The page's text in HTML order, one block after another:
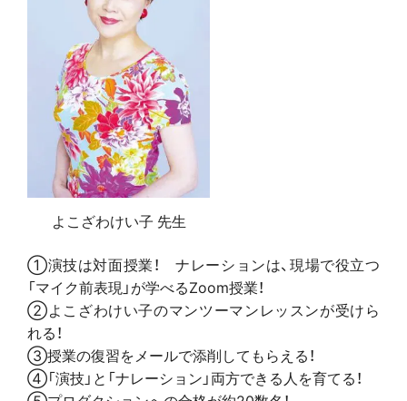
よこざわけい子 先生
①演技は対面授業！ ナレーションは、現場で役立つ
「マイク前表現」が学べるZoom授業！
②よこざわけい子のマンツーマンレッスンが受けら
れる！
③授業の復習をメールで添削してもらえる！
④「演技」と「ナレーション」両方できる人を育てる！